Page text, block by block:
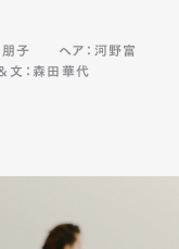
朋子
ヘア：河野富
文：森田華代